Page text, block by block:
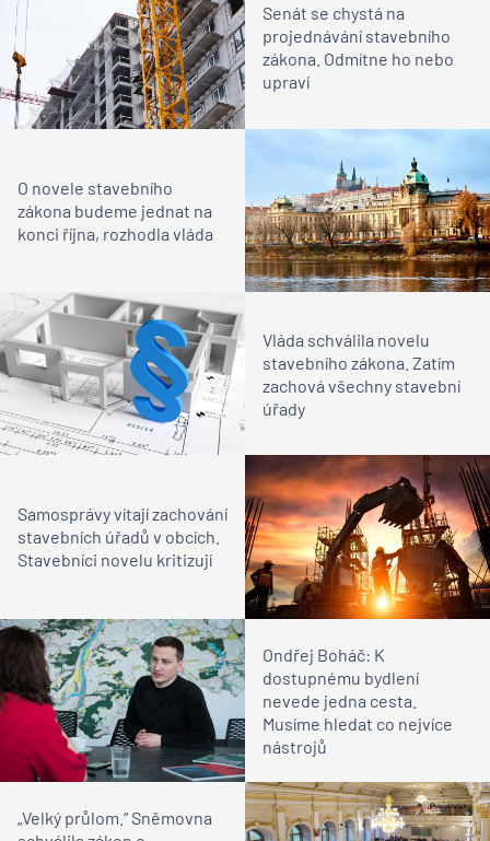
Senát se chystá na
projednávání stavebního
zákona. Odmítne ho nebo
upraví
O novele stavebního
zákona budeme jednat na
konci října, rozhodla vláda
Vláda schválila novelu
stavebního zákona. Zatím
zachová všechny stavební
úřady
Samosprávy vítají zachování
stavebních úřadů v obcích.
Stavebníci novelu kritizují
Ondřej Boháč: K
dostupnému bydlení
nevede jedna cesta.
Musíme hledat co nejvíce
nástrojů
„Velký průlom.“ Sněmovna